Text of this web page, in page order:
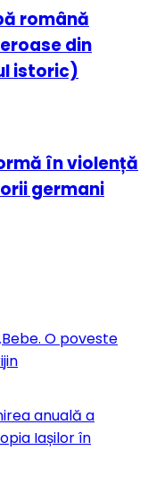
română
din
istoric)
în violență
germani
O poveste
anuală a
Iașilor în